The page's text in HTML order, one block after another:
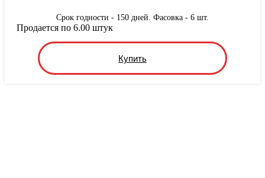
Срок годности - 150 дней. Фасовка - 6 шт.
Купить
Продается по 6.00 штук